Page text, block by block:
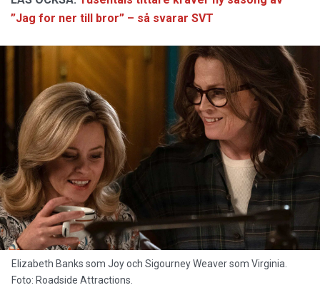
”Jag for ner till bror” – så svarar SVT
Elizabeth Banks som Joy och Sigourney Weaver som Virginia.
Foto: Roadside Attractions.